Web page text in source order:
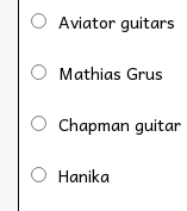
Aviator guitars
Mathias Grus
Chapman guitar
Hanika